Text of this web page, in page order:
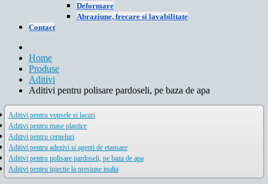
Deformare
Abraziune, frecare si lavabilitate
Contact
Home
Produse
Aditivi
Aditivi pentru polisare pardoseli, pe baza de apa
Aditivi pentru vopsele si lacuri
Aditivi pentru mase plastice
Aditivi pentru cerneluri
Aditivi pentru adezivi si agenti de etansare
Aditivi pentru polisare pardoseli, pe baza de apa
Aditivi pentru injectie la presiune inalta